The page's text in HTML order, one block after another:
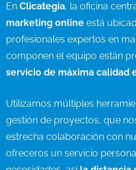
En Clicategia, la oficina
marketing online está
profesionales expertos en
componen el equipo están
servicio de máxima calidad
Utilizamos múltiples
gestión de proyectos, que
estrecha colaboración con
ofreceros un servicio